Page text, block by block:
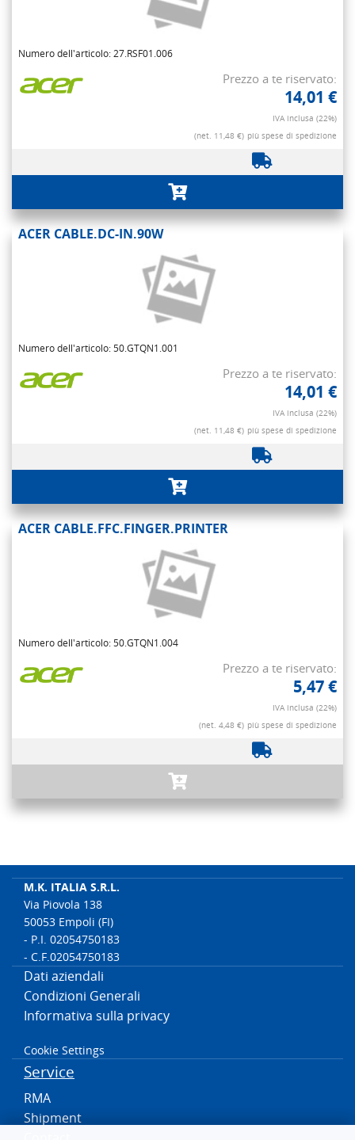
Numero dell'articolo: 27.RSF01.006
Prezzo a te riservato:
14,01 €
IVA inclusa (22%)
(net. 11,48 €) più spese di spedizione
ACER CABLE.DC-IN.90W
Numero dell'articolo: 50.GTQN1.001
Prezzo a te riservato:
14,01 €
IVA inclusa (22%)
(net. 11,48 €) più spese di spedizione
ACER CABLE.FFC.FINGER.PRINTER
Numero dell'articolo: 50.GTQN1.004
Prezzo a te riservato:
5,47 €
IVA inclusa (22%)
(net. 4,48 €) più spese di spedizione
M.K. ITALIA S.R.L.
Via Piovola 138
50053 Empoli (FI)
- P.I. 02054750183
- C.F.02054750183
Dati aziendali
Condizioni Generali
Informativa sulla privacy
Cookie Settings
Service
RMA
Shipment